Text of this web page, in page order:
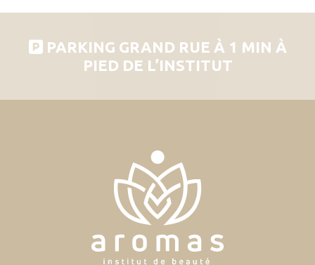
PARKING GRAND RUE À 1 MIN À
PIED DE L’INSTITUT